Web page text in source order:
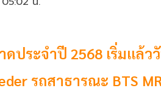
ดประจำปี 2568 เริ่มแล้
รถสาธารณะ BTS